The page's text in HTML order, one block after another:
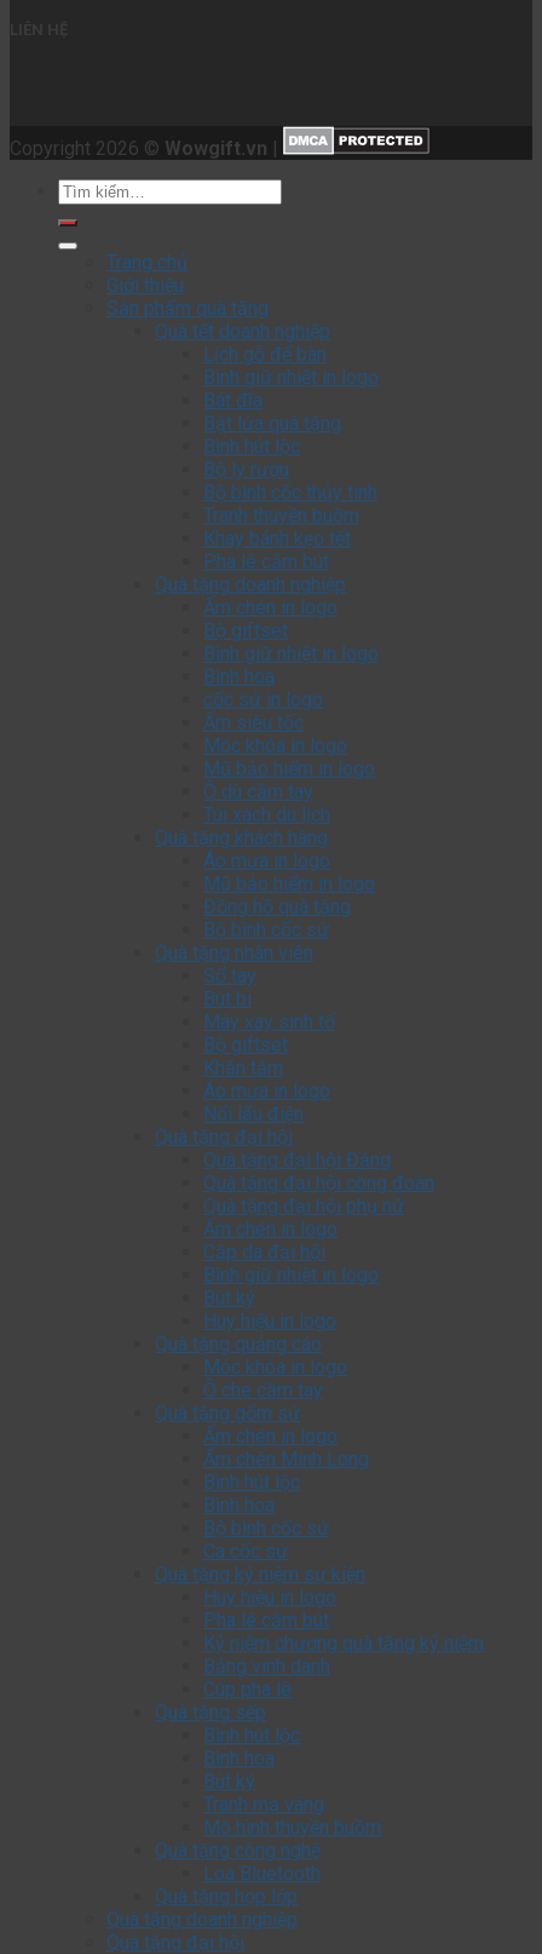
Copyright 2026 © Wowgift.vn
Tìm
Trang chủ
Giới thiệu
Sản phẩm quà tặng
Quà tết doanh nghiệp
Lịch gỗ để bàn
Bình giữ nhiệt in logo
Bát đĩa
Bật lửa quà tặng
Bình hút lộc
Bộ ly rượu
Bộ bình cốc thủy tinh
Tranh thuyền buồm
Khay bánh kẹo tết
Pha lê cắm bút
Quà tặng doanh nghiệp
Ấm chén in logo
Bộ giftset
Bình giữ nhiệt in logo
Bình hoa
cốc sứ in logo
Ấm siêu tốc
Móc khóa in logo
Mũ bảo hiểm in logo
Ô dù cầm tay
Túi xách du lịch
Quà tặng khách hàng
Áo mưa in logo
Mũ bảo hiểm in logo
Đồng hồ quà tặng
Bộ bình cốc sứ
Quà tặng nhân viên
Sổ tay
Bút bi
Máy xay sinh tố
Bộ giftset
Khăn tắm
Áo mưa in logo
Nổi lẩu điện
Quà tặng đại hội
Quà tặng đại hội Đảng
Quà tặng đại hội công đoàn
Quà tặng đại hội phụ nữ
Ấm chén in logo
Cặp da đại hội
Bình giữ nhiệt in logo
Bút ký
Huy hiệu in logo
Quà tặng quảng cáo
Móc khóa in logo
Ô che cầm tay
Quà tặng gốm sứ
Ấm chén in logo
Ấm chén Minh Long
Bình hút lộc
Bình hoa
Bộ bình cốc sứ
Ca cốc sứ
Quà tặng kỷ niệm sự kiện
Huy hiệu in logo
Pha lê cắm bút
Kỷ niệm chương quà tặng kỷ niệm
Bảng vinh danh
Cúp pha lê
Quà tặng sếp
Bình hút lộc
Bình hoa
Bút ký
Tranh mạ vàng
Mô hình thuyền buồm
Quà tặng công nghệ
Loa Bluetooth
Quà tặng họp lớp
Quà tặng doanh nghiệp
Quà tặng đại hội